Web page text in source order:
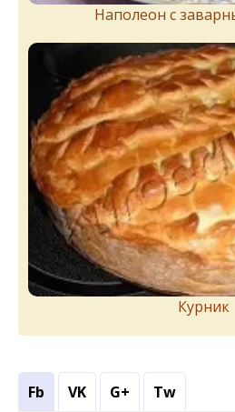
Наполеон с
Курник
Fb VK G+ Tw